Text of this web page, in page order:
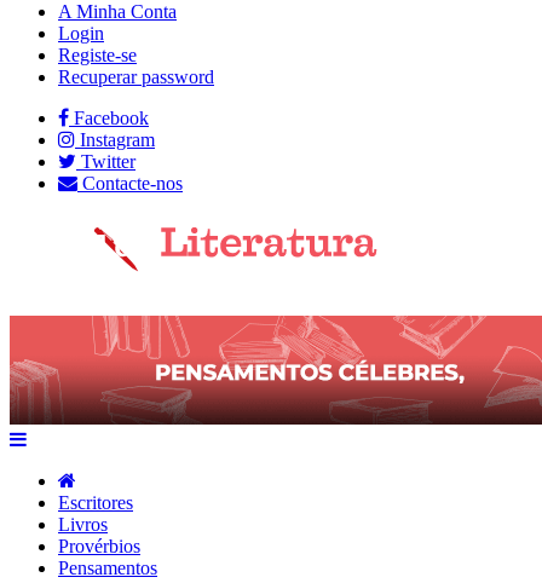
A Minha Conta
Login
Registe-se
Recuperar password
Facebook
Instagram
Twitter
Contacte-nos
Escritores
Livros
Provérbios
Pensamentos